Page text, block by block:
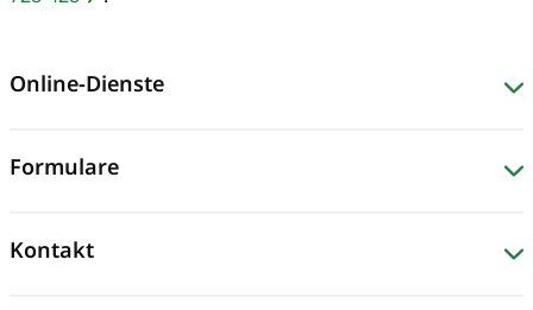
Online-Dienste
Formulare
Kontakt